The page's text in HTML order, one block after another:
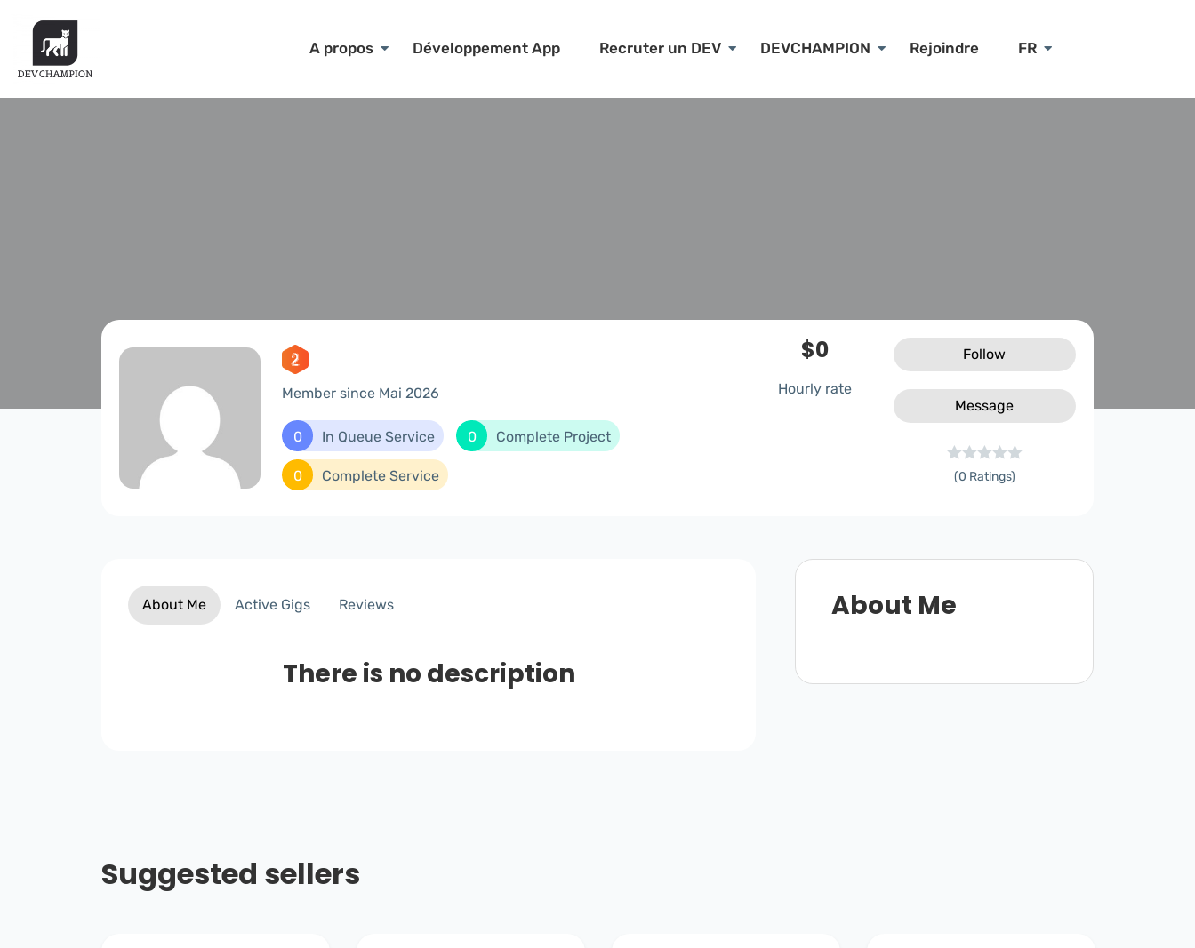
A propos Développement App Recruter un DEV DEVCHAMPION Rejoindre FR
Member since Mai 2026
0 In Queue Service 0 Complete Project
0 Complete Service
$0
Hourly rate
Follow
Message
(0 Ratings)
About Me Active Gigs Reviews
There is no description
About Me
Suggested sellers